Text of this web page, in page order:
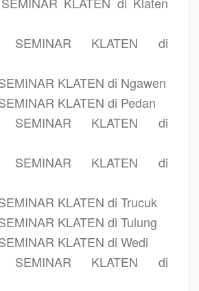
SEMINAR KLATEN di
KLATEN di Ngawen
KLATEN di Pedan
SEMINAR KLATEN di
SEMINAR KLATEN di
KLATEN di Trucuk
KLATEN di Tulung
KLATEN di Wedi
SEMINAR KLATEN di